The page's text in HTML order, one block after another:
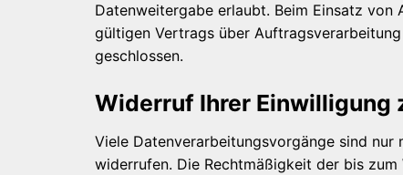
Datenweitergabe erlaubt. Beim Einsatz von
gültigen Vertrags über
geschlossen.
Widerruf Ihrer Einwilligung
Viele Datenverarbeitungsvorgänge sind
widerrufen. Die Rechtmäßigkeit der bis